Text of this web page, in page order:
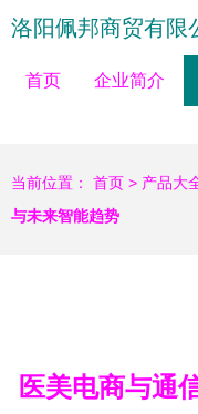
洛阳佩邦商贸有限
首页 企业简介
当前位置： 首页 > 产品大
与未来智能趋势
医美电商与通